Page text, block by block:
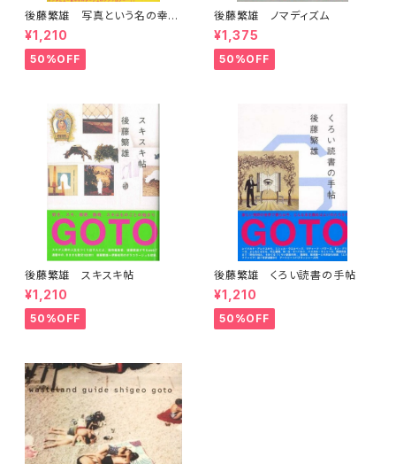
後藤繁雄 写真という名の幸福
な仕事
¥1,210
50%OFF
後藤繁雄 ノマディズム
¥1,375
50%OFF
後藤繁雄 スキスキ帖
¥1,210
50%OFF
後藤繁雄 くろい読書の手帖
¥1,210
50%OFF